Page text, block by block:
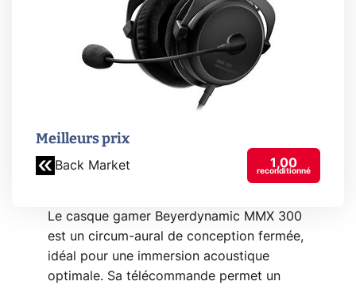
Meilleurs prix
Back Market 1,00
reconditionné
Le casque gamer Beyerdynamic MMX 300
est un circum-aural de conception fermée,
idéal pour une immersion acoustique
optimale. Sa télécommande permet un